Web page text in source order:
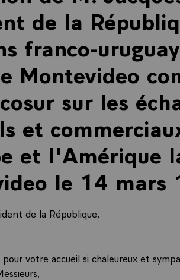
de la
franco-
Montevideo
sur les
et
et l'Amérique
le 14 mars
de la République,
votre accueil si chaleureux et